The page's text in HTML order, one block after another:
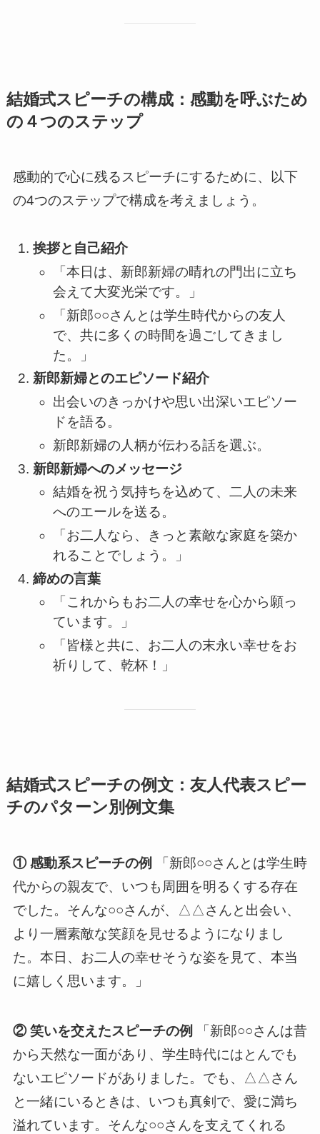
結婚式スピーチの構成：感動を呼ぶため
の４つのステップ
感動的で心に残るスピーチにするために、以下
の4つのステップで構成を考えましょう。
挨拶と自己紹介
「本日は、新郎新婦の晴れの門出に立ち
会えて大変光栄です。」
「新郎○○さんとは学生時代からの友人
で、共に多くの時間を過ごしてきまし
た。」
新郎新婦とのエピソード紹介
出会いのきっかけや思い出深いエピソー
ドを語る。
新郎新婦の人柄が伝わる話を選ぶ。
新郎新婦へのメッセージ
結婚を祝う気持ちを込めて、二人の未来
へのエールを送る。
「お二人なら、きっと素敵な家庭を築か
れることでしょう。」
締めの言葉
「これからもお二人の幸せを心から願っ
ています。」
「皆様と共に、お二人の末永い幸せをお
祈りして、乾杯！」
結婚式スピーチの例文：友人代表スピー
チのパターン別例文集
① 感動系スピーチの例
「新郎○○さんとは学生時
代からの親友で、いつも周囲を明るくする存在
でした。そんな○○さんが、△△さんと出会い、
より一層素敵な笑顔を見せるようになりまし
た。本日、お二人の幸せそうな姿を見て、本当
に嬉しく思います。」
② 笑いを交えたスピーチの例
「新郎○○さんは昔
から天然な一面があり、学生時代にはとんでも
ないエピソードがありました。でも、△△さん
と一緒にいるときは、いつも真剣で、愛に満ち
溢れています。そんな○○さんを支えてくれる